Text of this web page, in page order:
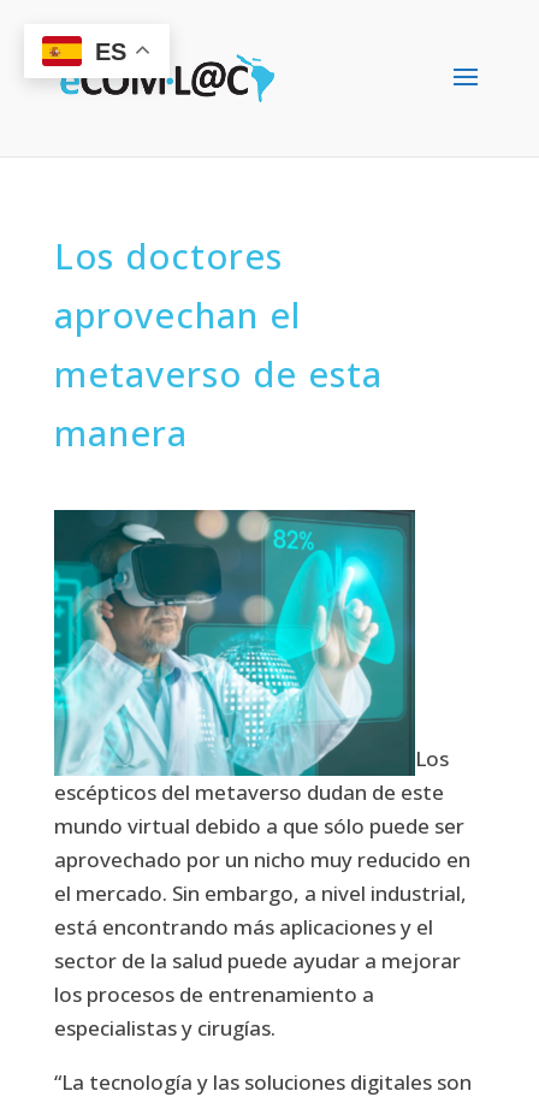
Los doctores
aprovechan el
metaverso de esta
manera
Los
escépticos del metaverso dudan de este
mundo virtual debido a que sólo puede ser
aprovechado por un nicho muy reducido en
el mercado. Sin embargo, a nivel industrial,
está encontrando más aplicaciones y el
sector de la salud puede ayudar a mejorar
los procesos de entrenamiento a
especialistas y cirugías.
“La tecnología y las soluciones digitales son
ES